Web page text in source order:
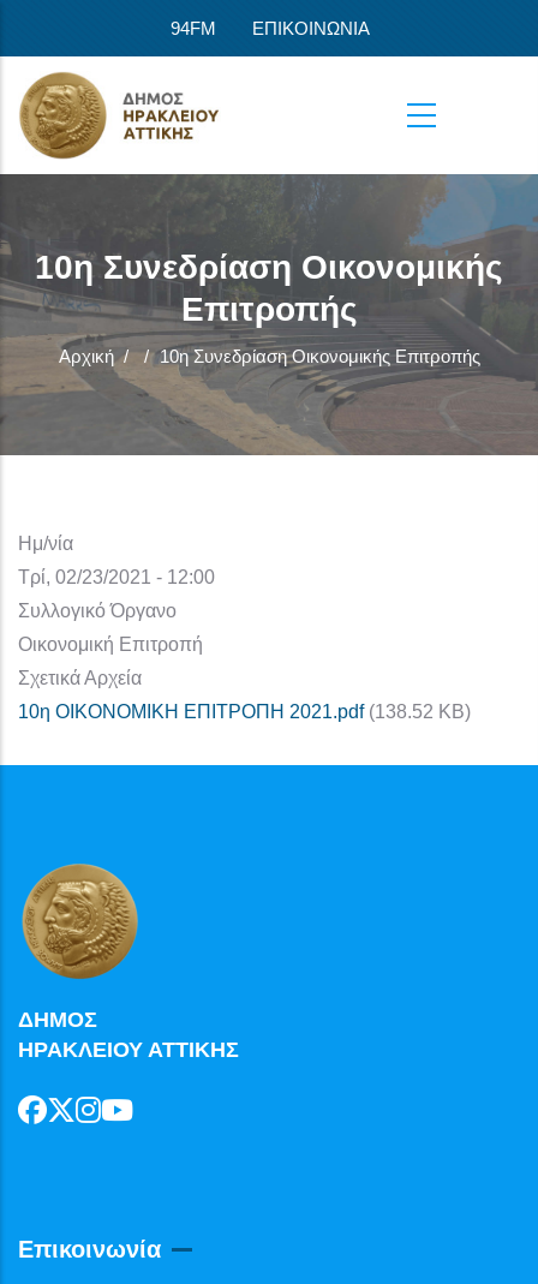
94FM ΕΠΙΚΟΙΝΩΝΙΑ
10η Συνεδρίαση Οικονομικής
Επιτροπής
Αρχική / / 10η Συνεδρίαση Οικονομικής Επιτροπής
Ημ/νία
Τρί, 02/23/2021 - 12:00
Συλλογικό Όργανο
Οικονομική Επιτροπή
Σχετικά Αρχεία
10η ΟΙΚΟΝΟΜΙΚΗ ΕΠΙΤΡΟΠΗ 2021.pdf (138.52 KB)
ΔΗΜΟΣ
ΗΡΑΚΛΕΙΟΥ ΑΤΤΙΚΗΣ
Επικοινωνία